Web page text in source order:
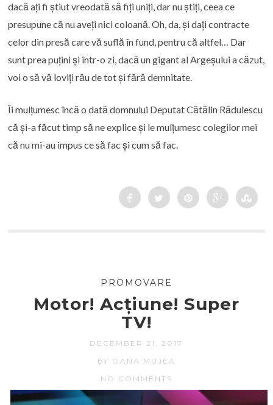
dacă ați fi știut vreodată să fiți uniți, dar nu știți, ceea ce
presupune că nu aveți nici coloană. Oh, da, și dați contracte
celor din presă care vă suflă în fund, pentru că altfel… Dar
sunt prea puțini și într-o zi, dacă un gigant al Argeșului a căzut,
voi o să vă loviți rău de tot și fără demnitate.
Îi mulțumesc încă o dată domnului Deputat Cătălin Rădulescu
că și-a făcut timp să ne explice și le mulțumesc colegilor mei
că nu mi-au impus ce să fac și cum să fac.
PROMOVARE
Motor! Acțiune! Super
TV!
DECEMBER 21, 2017
BY OANA MUJEA
NO COMMENTS